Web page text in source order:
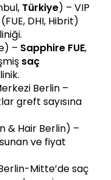
Türkiye) – VIP
DHI, Hibrit)
– Sapphire FUE,
saç
Berlin –
greft sayısına
& Hair Berlin) –
ve fiyat
Mitte’de saç